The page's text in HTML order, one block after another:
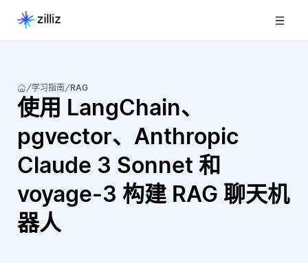
学习指南 RAG
使用 LangChain、
pgvector、Anthropic
Claude 3 Sonnet 和
voyage-3 构建 RAG 聊天机
器人